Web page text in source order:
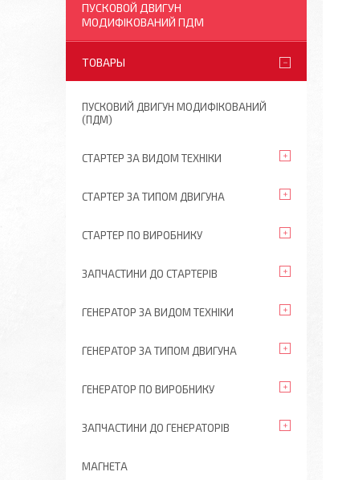
ПУСКОВОЙ ДВИГУН
МОДИФІКОВАНИЙ ПДМ
ТОВАРЫ
ПУСКОВИЙ ДВИГУН МОДИФІКОВАНИЙ
(ПДМ)
СТАРТЕР ЗА ВИДОМ ТЕХНІКИ
СТАРТЕР ЗА ТИПОМ ДВИГУНА
СТАРТЕР ПО ВИРОБНИКУ
ЗАПЧАСТИНИ ДО СТАРТЕРІВ
ГЕНЕРАТОР ЗА ВИДОМ ТЕХНІКИ
ГЕНЕРАТОР ЗА ТИПОМ ДВИГУНА
ГЕНЕРАТОР ПО ВИРОБНИКУ
ЗАПЧАСТИНИ ДО ГЕНЕРАТОРІВ
МАГНЕТА